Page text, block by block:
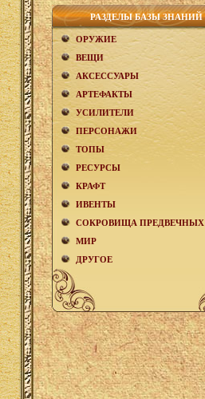
РАЗДЕЛЫ БАЗЫ ЗНАНИЙ
ОРУЖИЕ
ВЕЩИ
АКCЕСCУАРЫ
АРТЕФАКТЫ
УСИЛИТЕЛИ
ПЕРСОНАЖИ
ТОПЫ
РЕСУРСЫ
КРАФТ
ИВЕНТЫ
СОКРОВИЩА ПРЕДВЕЧНЫХ
МИР
ДРУГОЕ